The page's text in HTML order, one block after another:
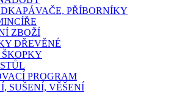
PŘÍBORNÍKY
ZBOŽÍ
DŘEVĚNÉ
PROGRAM
SUŠENÍ, VĚŠENÍ